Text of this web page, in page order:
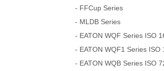
- FFCup Series
- MLDB Series
- EATON WQF Series ISO
- EATON WQF1 Series
- EATON WQB Series ISO